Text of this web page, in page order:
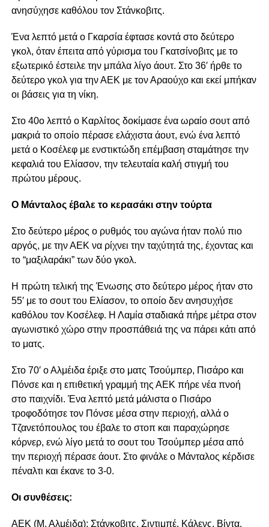
ανησύχησε καθόλου τον Στάνκοβιτς.
Ένα λεπτό μετά ο Γκαρσία έφτασε κοντά στο δεύτερο
γκολ, όταν έπειτα από γύρισμα του Γκατσίνοβιτς με το
εξωτερικό έστειλε την μπάλα λίγο άουτ. Στο 36′ ήρθε το
δεύτερο γκολ για την ΑΕΚ με τον Αραούχο και εκεί μπήκαν
οι βάσεις για τη νίκη.
Στο 40ο λεπτό ο Καρλίτος δοκίμασε ένα ωραίο σουτ από
μακριά το οποίο πέρασε ελάχιστα άουτ, ενώ ένα λεπτό
μετά ο Κοσέλεφ με ενστικτώδη επέμβαση σταμάτησε την
κεφαλιά του Ελίασον, την τελευταία καλή στιγμή του
πρώτου μέρους.
Ο Μάνταλος έβαλε το κερασάκι στην τούρτα
Στο δεύτερο μέρος ο ρυθμός του αγώνα ήταν πολύ πιο
αργός, με την ΑΕΚ να ρίχνει την ταχύτητά της, έχοντας και
το “μαξιλαράκι” των δύο γκολ.
Η πρώτη τελική της Ένωσης στο δεύτερο μέρος ήταν στο
55′ με το σουτ του Ελίασον, το οποίο δεν ανησυχήσε
καθόλου τον Κοσέλεφ. Η Λαμία σταδιακά πήρε μέτρα στον
αγωνιστικό χώρο στην προσπάθειά της να πάρει κάτι από
το ματς.
Στο 70′ ο Αλμέιδα έριξε στο ματς Τσούμπερ, Πισάρο και
Πόνσε και η επιθετική γραμμή της ΑΕΚ πήρε νέα πνοή
στο παιχνίδι. Ένα λεπτό μετά μάλιστα ο Πισάρο
τροφοδότησε τον Πόνσε μέσα στην περιοχή, αλλά ο
Τζανετόπουλος του έβαλε το στοπ και παραχώρησε
κόρνερ, ενώ λίγο μετά το σουτ του Τσούμπερ μέσα από
την περιοχή πέρασε άουτ. Στο φινάλε ο Μάνταλος κέρδισε
πέναλτι και έκανε το 3-0.
Οι συνθέσεις:
ΑΕΚ (Μ. Αλμέιδα): Στάνκοβιτς, Σιντιμπέ, Κάλενς, Βίντα,